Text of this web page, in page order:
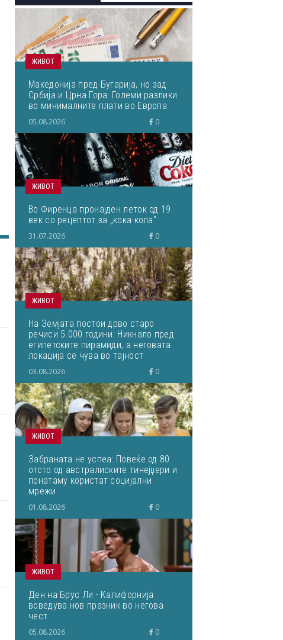
ЖИВОТ
Македонија пред Бугарија, но зад
Србија и Црна Гора: Големи разлики
во минималните плати во Европа
05.08.2026 0
ЖИВОТ
Во Фиренца пронајден леток од 19
век со рецептот за „кока-кола“
31.07.2026 0
ЖИВОТ
На Земјата постои дрво старо
речиси 5.000 години: Никнало пред
египетските пирамиди, а неговата
локација се чува во тајност
03.08.2026 0
ЖИВОТ
Забраната не успеа: Повеќе од 80
отсто од австралиските тинејџери и
понатаму користат социјални
мрежи
01.08.2026 0
ЖИВОТ
Ден на Брус Ли - Калифорнија
воведува нов празник во негова
чест
05.08.2026 0